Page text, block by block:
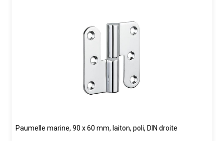
Paumelle marine, 90 x 60 mm, laiton, poli, DIN droite